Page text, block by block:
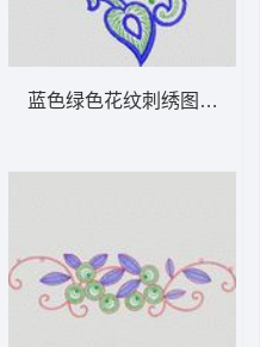
蓝色绿色花纹刺绣图案 植